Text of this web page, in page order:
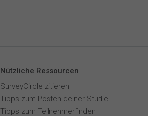
Nützliche Ressourcen
SurveyCircle zitieren
Tipps zum Posten deiner Studie
Tipps zum Teilnehmerfinden